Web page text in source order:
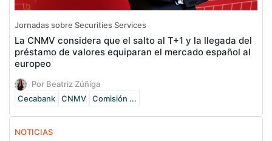
Jornadas sobre Securities Services
La CNMV considera que el salto al T+1 y la llegada del
préstamo de valores equiparan el mercado español al
europeo
Por Beatriz Zúñiga
Cecabank
CNMV Comisión ...
NOTICIAS